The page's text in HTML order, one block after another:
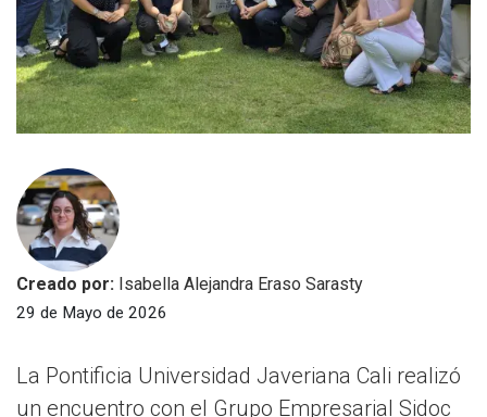
Creado por: Isabella Alejandra Eraso Sarasty
29 de Mayo de 2026
La Pontificia Universidad Javeriana Cali realizó
un encuentro con el Grupo Empresarial Sidoc